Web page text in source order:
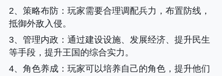
2、 策略布防：玩家需要合理调配兵力，布置防线，
抵御外敌入侵。
3、 管理内政 ：通过建设设施、发展经济、提升民生
等手段，提升王国的综合实力。
4、 角色养成：玩家可以培养自己的角色，提升他们